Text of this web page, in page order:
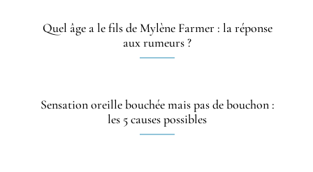
Quel âge a le fils de Mylène Farmer : la réponse
aux rumeurs ?
Sensation oreille bouchée mais pas de bouchon :
les 5 causes possibles